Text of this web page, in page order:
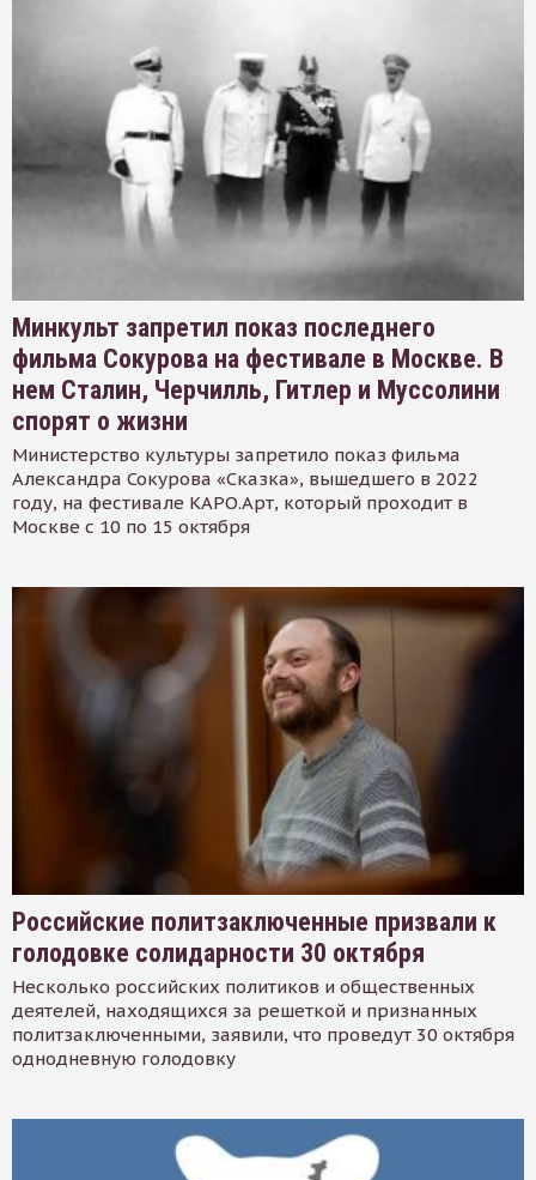
Минкульт запретил показ последнего
фильма Сокурова на фестивале в Москве. В
нем Сталин, Черчилль, Гитлер и Муссолини
спорят о жизни
Министерство культуры запретило показ фильма
Александра Сокурова «Сказка», вышедшего в 2022
году, на фестивале КАРО.Арт, который проходит в
Москве с 10 по 15 октября
Российские политзаключенные призвали к
голодовке солидарности 30 октября
Несколько российских политиков и общественных
деятелей, находящихся за решеткой и признанных
политзаключенными, заявили, что проведут 30 октября
однодневную голодовку